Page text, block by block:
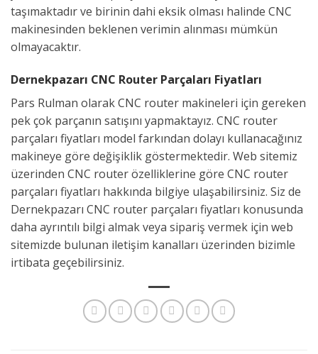
taşımaktadır ve birinin dahi eksik olması halinde CNC
makinesinden beklenen verimin alınması mümkün
olmayacaktır.
Dernekpazarı CNC Router Parçaları Fiyatları
Pars Rulman olarak CNC router makineleri için gereken
pek çok parçanın satışını yapmaktayız. CNC router
parçaları fiyatları model farkından dolayı kullanacağınız
makineye göre değişiklik göstermektedir. Web sitemiz
üzerinden CNC router özelliklerine göre CNC router
parçaları fiyatları hakkında bilgiye ulaşabilirsiniz. Siz de
Dernekpazarı CNC router parçaları fiyatları konusunda
daha ayrıntılı bilgi almak veya sipariş vermek için web
sitemizde bulunan iletişim kanalları üzerinden bizimle
irtibata geçebilirsiniz.